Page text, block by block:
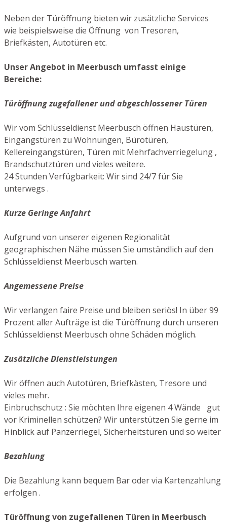
Neben der Türöffnung bieten wir zusätzliche Services
wie beispielsweise die Öffnung von Tresoren,
Briefkästen, Autotüren etc.
Unser Angebot in Meerbusch umfasst einige
Bereiche:
Türöffnung zugefallener und abgeschlossener Türen
Wir vom Schlüsseldienst Meerbusch öffnen Haustüren,
Eingangstüren zu Wohnungen, Bürotüren,
Kellereingangstüren, Türen mit Mehrfachverriegelung ,
Brandschutztüren und vieles weitere.
24 Stunden Verfügbarkeit: Wir sind 24/7 für Sie
unterwegs .
Kurze Geringe Anfahrt
Aufgrund von unserer eigenen Regionalität
geographischen Nähe müssen Sie umständlich auf den
Schlüsseldienst Meerbusch warten.
Angemessene Preise
Wir verlangen faire Preise und bleiben seriös! In über 99
Prozent aller Aufträge ist die Türöffnung durch unseren
Schlüsseldienst Meerbusch ohne Schäden möglich.
Zusätzliche Dienstleistungen
Wir öffnen auch Autotüren, Briefkästen, Tresore und
vieles mehr.
Einbruchschutz : Sie möchten Ihre eigenen 4 Wände gut
vor Kriminellen schützen? Wir unterstützen Sie gerne im
Hinblick auf Panzerriegel, Sicherheitstüren und so weiter
Bezahlung
Die Bezahlung kann bequem Bar oder via Kartenzahlung
erfolgen .
Türöffnung von zugefallenen Türen in Meerbusch